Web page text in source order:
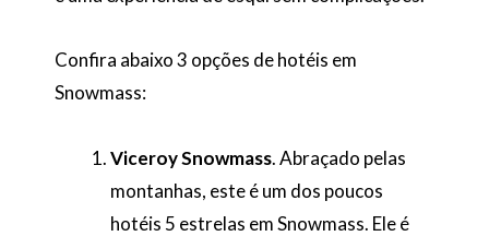
Confira abaixo 3 opções de hotéis em
Snowmass:
Viceroy Snowmass. Abraçado pelas
montanhas, este é um dos poucos
hotéis 5 estrelas em Snowmass. Ele é